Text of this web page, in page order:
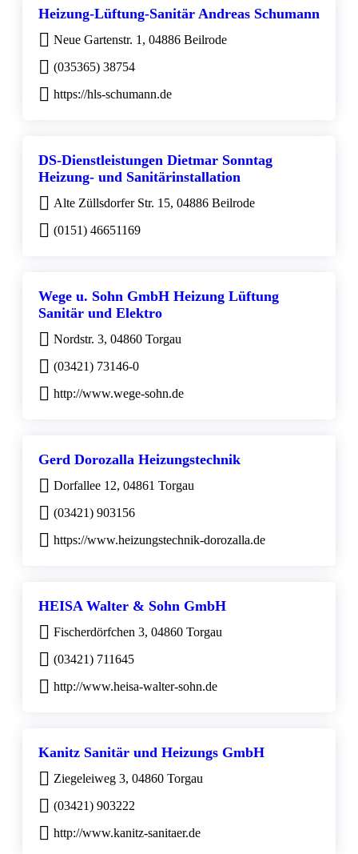
Heizung-Lüftung-Sanitär Andreas Schumann
Neue Gartenstr. 1, 04886 Beilrode
(035365) 38754
https://hls-schumann.de
DS-Dienstleistungen Dietmar Sonntag
Heizung- und Sanitärinstallation
Alte Züllsdorfer Str. 15, 04886 Beilrode
(0151) 46651169
Wege u. Sohn GmbH Heizung Lüftung
Sanitär und Elektro
Nordstr. 3, 04860 Torgau
(03421) 73146-0
http://www.wege-sohn.de
Gerd Dorozalla Heizungstechnik
Dorfallee 12, 04861 Torgau
(03421) 903156
https://www.heizungstechnik-dorozalla.de
HEISA Walter & Sohn GmbH
Fischerdörfchen 3, 04860 Torgau
(03421) 711645
http://www.heisa-walter-sohn.de
Kanitz Sanitär und Heizungs GmbH
Ziegeleiweg 3, 04860 Torgau
(03421) 903222
http://www.kanitz-sanitaer.de